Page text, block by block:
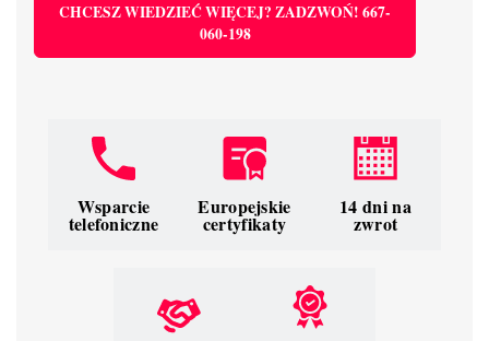
CHCESZ WIEDZIEĆ WIĘCEJ? ZADZWOŃ! 667-
060-198
Wsparcie
telefoniczne
Europejskie
certyfikaty
14 dni na
zwrot